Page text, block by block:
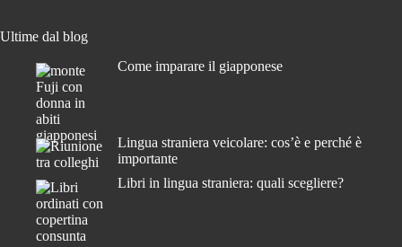
Ultime dal blog
Come imparare il giapponese
Lingua straniera veicolare: cos’è e perché è
importante
Libri in lingua straniera: quali scegliere?